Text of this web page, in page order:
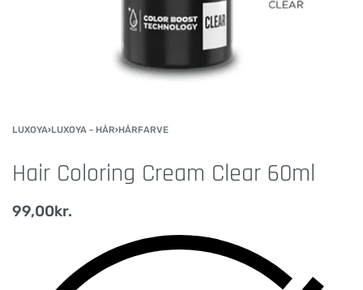
LUXOYA›LUXOYA - HÅR›HÅRFARVE
Hair Coloring Cream Clear 60ml
99,00kr.